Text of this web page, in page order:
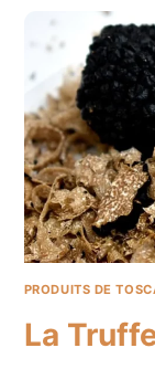
PRODUITS DE
La